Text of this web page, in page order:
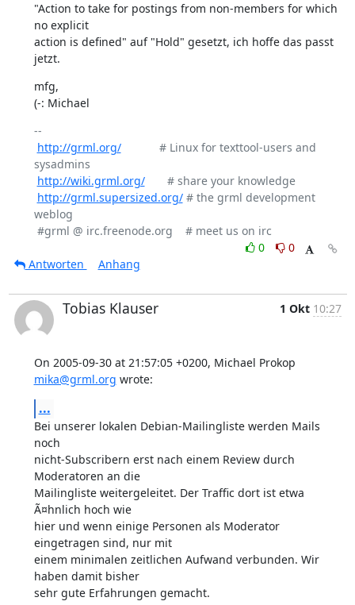
"Action to take for postings from non-members for which
no explicit
action is defined" auf "Hold" gesetzt, ich hoffe das passt
jetzt.
mfg,
(-: Michael
--
http://grml.org/
            # Linux for texttool-users and
sysadmins
http://wiki.grml.org/
       # share your knowledge
http://grml.supersized.org/ # the grml development
weblog
0
0
Antworten
Anhang
Tobias Klauser 1 Okt 10:27
mika@grml.org wrote:
...
Bei unserer lokalen Debian-Mailingliste werden Mails
noch
nicht-Subscribern erst nach einem Review durch
Moderatoren an die
Mailingliste weitergeleitet. Der Traffic dort ist etwa
Ã¤hnlich hoch wie
hier und wenn einige Personen als Moderator
eingetragen sind, nur mit
einem minimalen zeitlichen Aufwand verbunden. Wir
haben damit bisher
sehr gute Erfahrungen gemacht.